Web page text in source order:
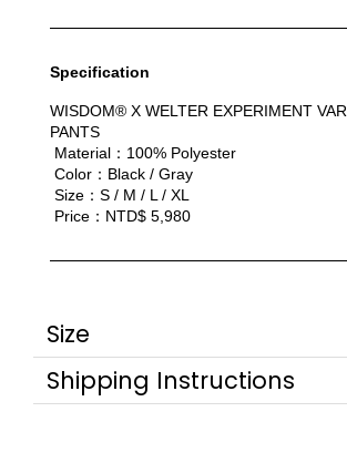
Specification
WISDOM® X WELTER EXPERIMENT
PANTS
Material：100% Polyester
Color：Black / Gray
Size：S / M / L / XL
Price：NTD$ 5,980
Size
Shipping Instructions